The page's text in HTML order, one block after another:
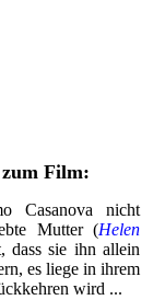
Film:
Casanova nicht
Mutter (Helen
dass sie ihn allein
es liege in ihrem
wird ...